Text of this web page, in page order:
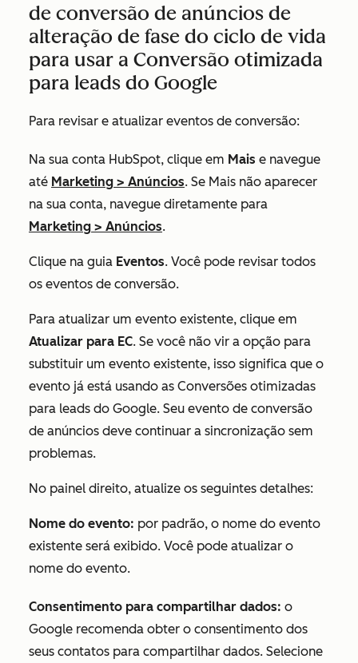
de conversão de anúncios de
alteração de fase do ciclo de vida
para usar a Conversão otimizada
para leads do Google
Para revisar e atualizar eventos de conversão:
Na sua conta HubSpot, clique em Mais e navegue
até Marketing > Anúncios. Se Mais não aparecer
na sua conta, navegue diretamente para
Marketing > Anúncios.
Clique na guia Eventos. Você pode revisar todos
os eventos de conversão.
Para atualizar um evento existente, clique em
Atualizar para EC. Se você não vir a opção para
substituir um evento existente, isso significa que o
evento já está usando as Conversões otimizadas
para leads do Google. Seu evento de conversão
de anúncios deve continuar a sincronização sem
problemas.
No painel direito, atualize os seguintes detalhes:
Nome do evento: por padrão, o nome do evento
existente será exibido. Você pode atualizar o
nome do evento.
Consentimento para compartilhar dados: o
Google recomenda obter o consentimento dos
seus contatos para compartilhar dados. Selecione